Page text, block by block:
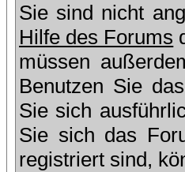
Sie sind nicht
Hilfe des Forums
müssen
Benutzen Sie das
Sie sich
Sie sich das
registriert sind,